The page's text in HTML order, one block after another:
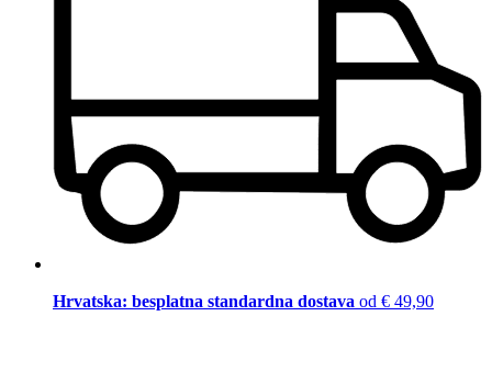
Hrvatska: besplatna standardna dostava od € 49,90